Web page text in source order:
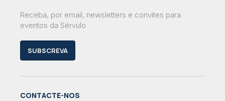
Receba, por email, newsletters e convites para
eventos da Sérvulo
SUBSCREVA
CONTACTE-NOS